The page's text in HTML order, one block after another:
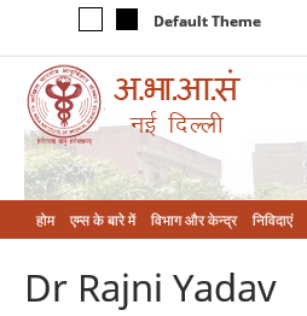
Default Theme
होम एम्‍स के बारे में विभाग और केन्‍द्र निविदाएं
Dr Rajni Yadav